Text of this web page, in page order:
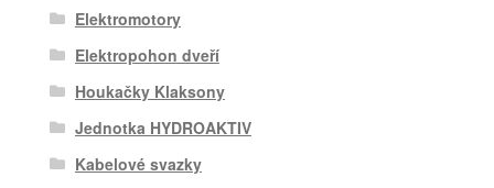
Elektromotory
Elektropohon dveří
Houkačky Klaksony
Jednotka HYDROAKTIV
Kabelové svazky